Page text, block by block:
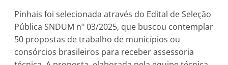
Pinhais foi selecionada através do Edital de Seleção
Pública SNDUM nº 03/2025, que buscou contemplar
50 propostas de trabalho de municípios ou
consórcios brasileiros para receber assessoria